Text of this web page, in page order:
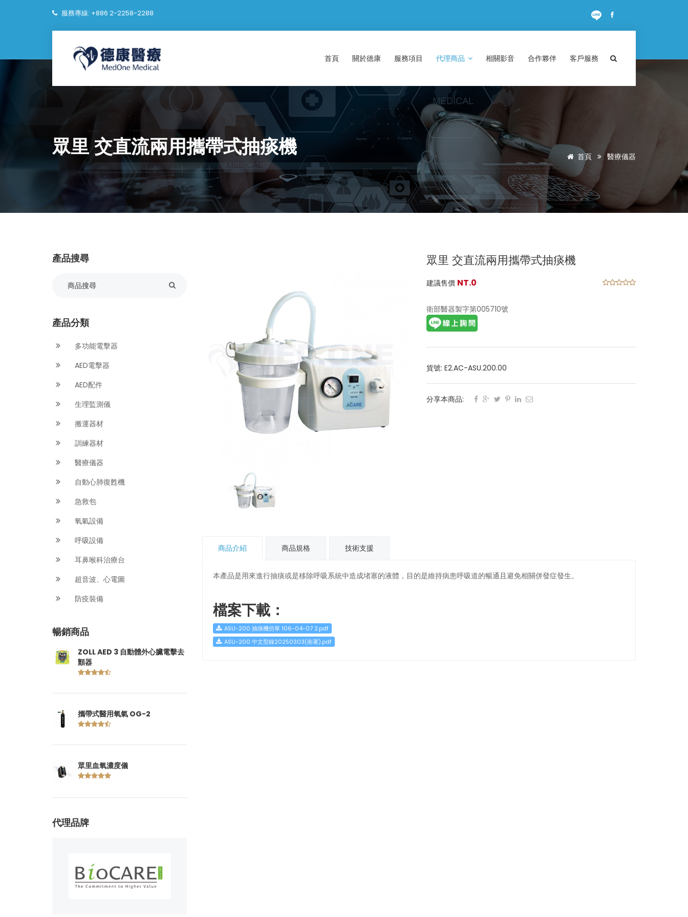
服務專線: +886 2-2258-2288
首頁 關於德康 服務項目 代理商品 相關影音 合作夥伴 客戶服務
眾里 交直流兩用攜帶式抽痰機 首頁 醫療儀器
產品搜尋
產品分類
多功能電擊器
AED電擊器
AED配件
生理監測儀
搬運器材
訓練器材
醫療儀器
自動心肺復甦機
急救包
氧氣設備
呼吸設備
耳鼻喉科治療台
超音波、心電圖
防疫裝備
暢銷商品
ZOLL AED 3 自動體外心臟電擊去
顫器
攜帶式醫用氧氣 OG-2
眾里血氧濃度儀
代理品牌
眾里 交直流兩用攜帶式抽痰機
建議售價 NT.0
衛部醫器製字第005710號
貨號: E2.AC-ASU.200.00
分享本商品:
商品介紹 商品規格 技術支援
本產品是用來進行抽痰或是移除呼吸系統中造成堵塞的液體，目的是維持病患呼吸道的暢通且避免相關併發症發生。
檔案下載：
ASU-200 抽痰機仿單 106-04-07 2.pdf
ASU-200 中文型錄20250303(衛署).pdf